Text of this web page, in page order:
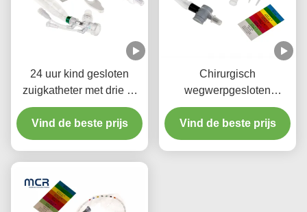
24 uur kind gesloten
zuigkatheter met drie Y-
stuk connectoren
Vind de beste prijs
Chirurgisch
wegwerpgesloten
zuigstelsel
Neonaten/Pediatrie-
Ellebogen
Vind de beste prijs